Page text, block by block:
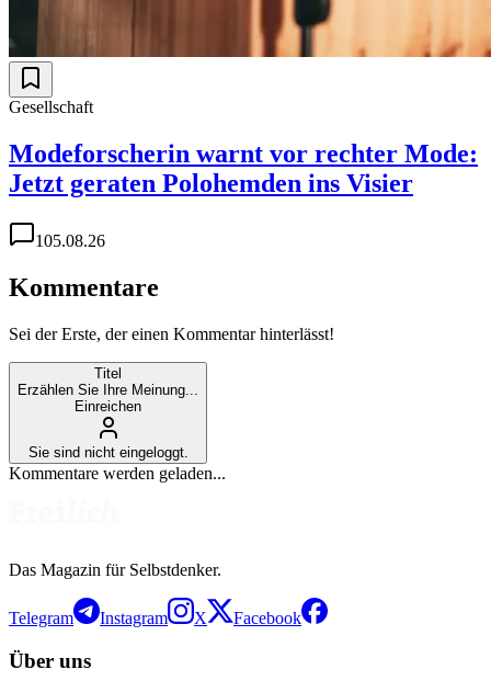
Gesellschaft
Modeforscherin warnt vor rechter Mode:
Jetzt geraten Polohemden ins Visier
105.08.26
Kommentare
Sei der Erste, der einen Kommentar hinterlässt!
Titel
Erzählen Sie Ihre Meinung...
Einreichen
Sie sind nicht eingeloggt.
Kommentare werden geladen...
Das Magazin für Selbstdenker.
Telegram Instagram X Facebook
Über uns